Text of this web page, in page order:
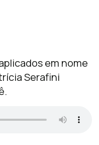
em nome
Serafini